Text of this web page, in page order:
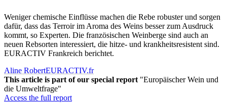
Weniger chemische Einflüsse machen die Rebe robuster und sorgen
dafür, dass das Terroir im Aroma des Weins besser zum Ausdruck
kommt, so Experten. Die französischen Weinberge sind auch an
neuen Rebsorten interessiert, die hitze- und krankheitsresistent sind.
EURACTIV Frankreich berichtet.
Aline RobertEURACTIV.fr
This article is part of our special report "Europäischer Wein und
die Umweltfrage"
Access the full report